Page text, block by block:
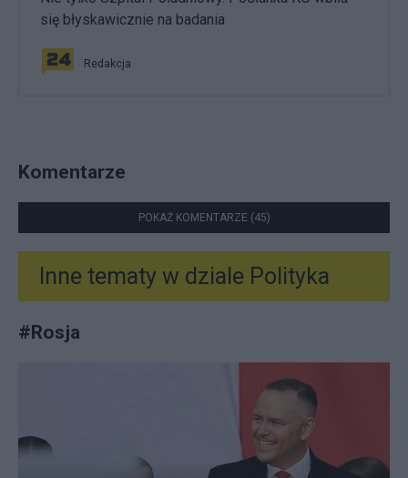
się błyskawicznie na badania
Redakcja
Komentarze
POKAŻ KOMENTARZE (45)
Inne tematy w dziale Polityka
#Rosja